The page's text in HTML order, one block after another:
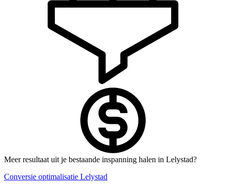
Meer resultaat uit je bestaande inspanning halen in Lelystad?
Conversie optimalisatie Lelystad